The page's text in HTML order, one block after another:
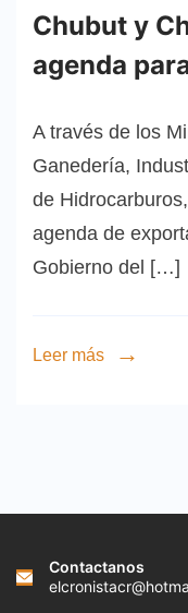
Chubut y
agenda
A través de los
Ganedería,
de
agenda de
Gobierno del […]
Leer más
Contactanos